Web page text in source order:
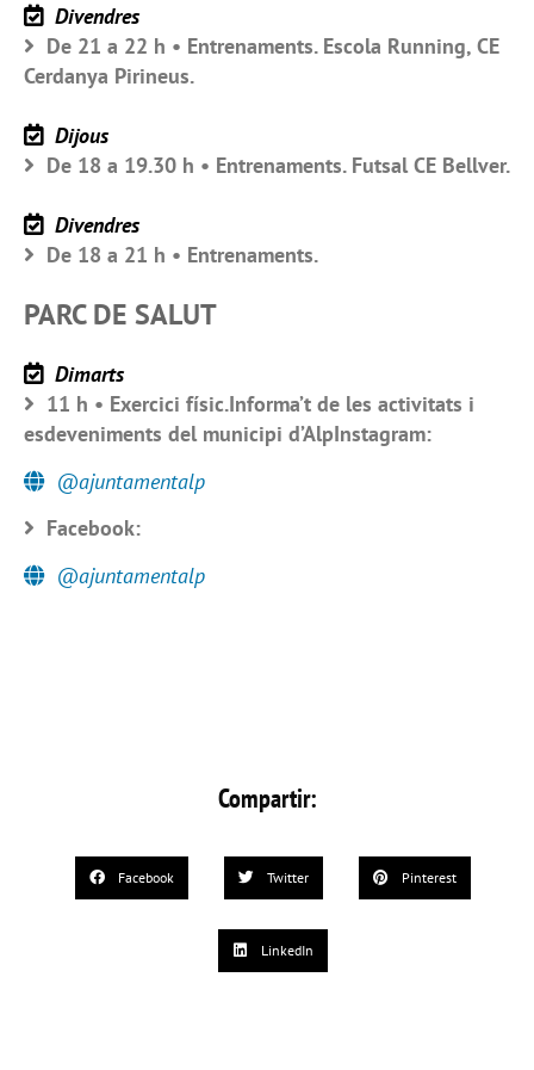
Divendres
De 21 a 22 h • Entrenaments. Escola Running, CE
Cerdanya Pirineus.
Dijous
De 18 a 19.30 h • Entrenaments. Futsal CE Bellver.
Divendres
De 18 a 21 h • Entrenaments.
PARC DE SALUT
Dimarts
11 h • Exercici físic.Informa’t de les activitats i
esdeveniments del municipi d’AlpInstagram:
@ajuntamentalp
Facebook:
@ajuntamentalp
Compartir:
Facebook Twitter Pinterest
LinkedIn